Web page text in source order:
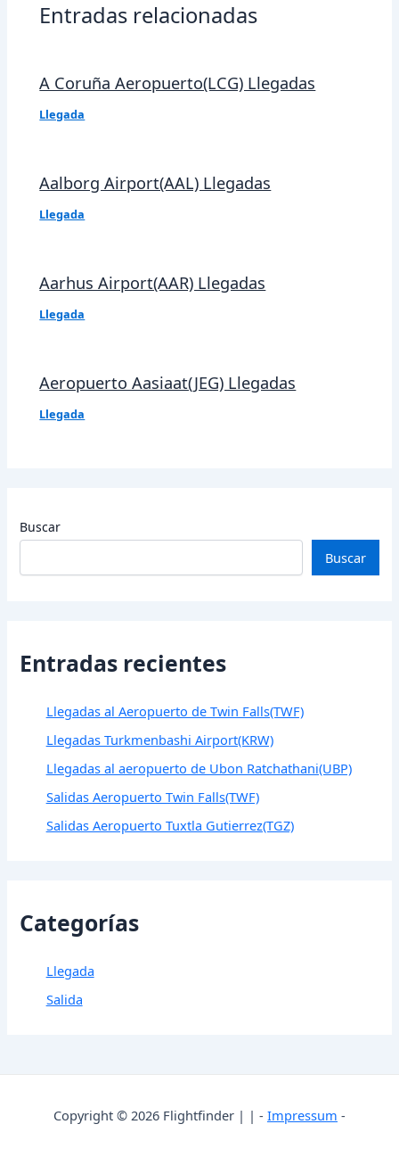
Entradas relacionadas
A Coruña Aeropuerto(LCG) Llegadas
Llegada
Aalborg Airport(AAL) Llegadas
Llegada
Aarhus Airport(AAR) Llegadas
Llegada
Aeropuerto Aasiaat(JEG) Llegadas
Llegada
Buscar
Buscar
Entradas recientes
Llegadas al Aeropuerto de Twin Falls(TWF)
Llegadas Turkmenbashi Airport(KRW)
Llegadas al aeropuerto de Ubon Ratchathani(UBP)
Salidas Aeropuerto Twin Falls(TWF)
Salidas Aeropuerto Tuxtla Gutierrez(TGZ)
Categorías
Llegada
Salida
Copyright © 2026 Flightfinder | | - Impressum -